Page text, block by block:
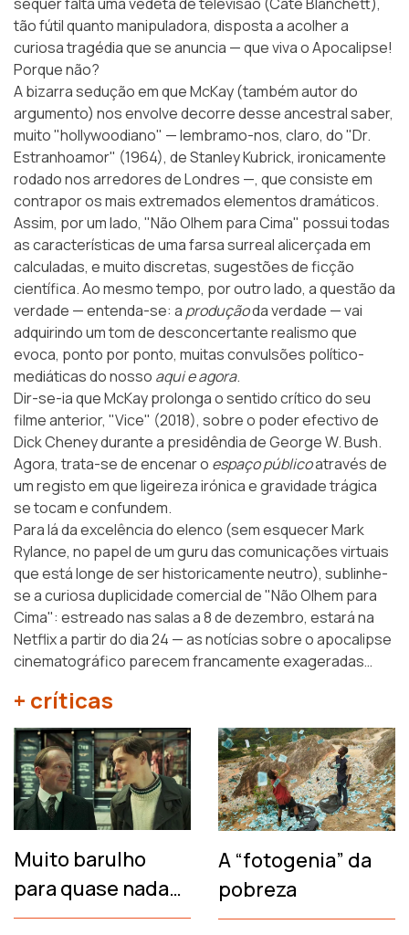
tão fútil quanto manipuladora, disposta a acolher a
curiosa tragédia que se anuncia — que viva o Apocalipse!
Porque não?
A bizarra sedução em que McKay (também autor do
argumento) nos envolve decorre desse ancestral saber,
muito "hollywoodiano" — lembramo-nos, claro, do "Dr.
Estranhoamor" (1964), de Stanley Kubrick, ironicamente
rodado nos arredores de Londres —, que consiste em
contrapor os mais extremados elementos dramáticos.
Assim, por um lado, "Não Olhem para Cima" possui todas
as características de uma farsa surreal alicerçada em
calculadas, e muito discretas, sugestões de ficção
científica. Ao mesmo tempo, por outro lado, a questão da
verdade — entenda-se: a produçãoda verdade — vai
adquirindo um tom de desconcertante realismo que
evoca, ponto por ponto, muitas convulsões político-
mediáticas do nosso aqui e agora.
Dir-se-ia que McKay prolonga o sentido crítico do seu
filme anterior, "Vice" (2018), sobre o poder efectivo de
Dick Cheney durante a presidêndia de George W. Bush.
Agora, trata-se de encenar o espaço públicoatravés de
um registo em que ligeireza irónica e gravidade trágica
se tocam e confundem.
Para lá da excelência do elenco (sem esquecer Mark
Rylance, no papel de um guru das comunicações virtuais
que está longe de ser historicamente neutro), sublinhe-
se a curiosa duplicidade comercial de "Não Olhem para
Cima": estreado nas salas a 8 de dezembro, estará na
Netflix a partir do dia 24 — as notícias sobre o apocalipse
cinematográfico parecem francamente exageradas…
+ críticas
Muito barulho
para quase nada…
A “fotogenia” da
pobreza